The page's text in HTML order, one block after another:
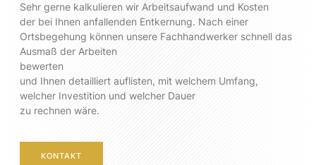
Sehr gerne kalkulieren wir Arbeitsaufwand und Kosten
der bei Ihnen anfallenden Entkernung. Nach einer
Ortsbegehung können unsere Fachhandwerker schnell das
Ausmaß der Arbeiten
bewerten
und Ihnen detailliert auflisten, mit welchem Umfang,
welcher Investition und welcher Dauer
zu rechnen wäre.
KONTAKT